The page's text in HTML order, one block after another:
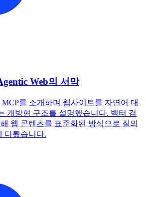
Web의 서막
MCP를 소개하며 웹사이트를 자연어 대
개방형 구조를 설명했습니다. 벡터 검
웹 콘텐츠를 표준화된 방식으로 질의
다뤘습니다.